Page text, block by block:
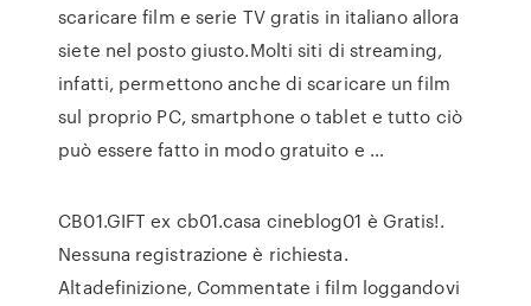
scaricare film e serie TV gratis in italiano allora
siete nel posto giusto.Molti siti di streaming,
infatti, permettono anche di scaricare un film
sul proprio PC, smartphone o tablet e tutto ciò
può essere fatto in modo gratuito e …
CB01.GIFT ex cb01.casa cineblog01 è Gratis!.
Nessuna registrazione è richiesta.
Altadefinizione, Commentate i film loggandovi